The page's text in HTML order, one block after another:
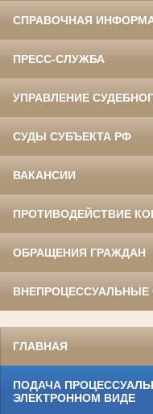
СПРАВОЧНАЯ
ПРЕСС-СЛУЖБА
УПРАВЛЕНИЕ
СУДЫ СУБЪЕКТА РФ
ВАКАНСИИ
ПРОТИВОДЕЙСТВИЕ
ОБРАЩЕНИЯ ГРАЖДАН
ГЛАВНАЯ
ПОДАЧА
ЭЛЕКТРОННОМ ВИДЕ